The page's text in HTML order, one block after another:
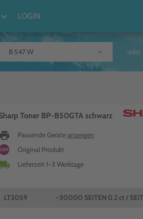
keyboard_arrow_down LOGIN
oder
Toner BP-B50GTA schwarz
print Passende Geräteanzeigen
Original Produkt
Lieferzeit 1-3 Werktage
LT3059 ~30000 SEITEN 0,2 ct /